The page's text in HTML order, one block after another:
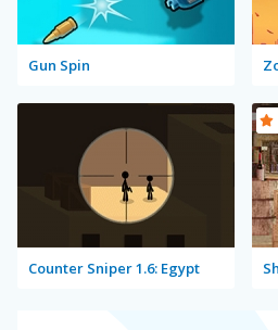
Gun Spin
Counter Sniper 1.6: Egypt